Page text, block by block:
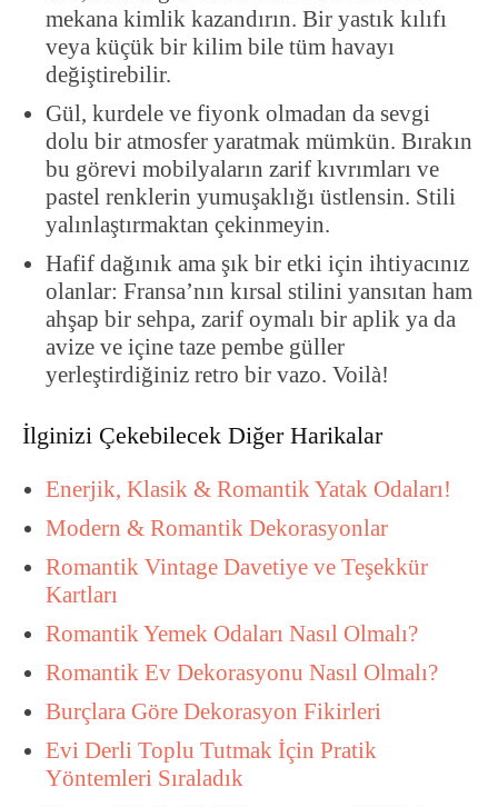
mekana kimlik kazandırın. Bir yastık kılıfı
veya küçük bir kilim bile tüm havayı
değiştirebilir.
Gül, kurdele ve fiyonk olmadan da sevgi
dolu bir atmosfer yaratmak mümkün. Bırakın
bu görevi mobilyaların zarif kıvrımları ve
pastel renklerin yumuşaklığı üstlensin. Stili
yalınlaştırmaktan çekinmeyin.
Hafif dağınık ama şık bir etki için ihtiyacınız
olanlar: Fransa’nın kırsal stilini yansıtan ham
ahşap bir sehpa, zarif oymalı bir aplik ya da
avize ve içine taze pembe güller
yerleştirdiğiniz retro bir vazo. Voilà!
İlginizi Çekebilecek Diğer Harikalar
Enerjik, Klasik & Romantik Yatak Odaları!
Modern & Romantik Dekorasyonlar
Romantik Vintage Davetiye ve Teşekkür
Kartları
Romantik Yemek Odaları Nasıl Olmalı?
Romantik Ev Dekorasyonu Nasıl Olmalı?
Burçlara Göre Dekorasyon Fikirleri
Evi Derli Toplu Tutmak İçin Pratik
Yöntemleri Sıraladık